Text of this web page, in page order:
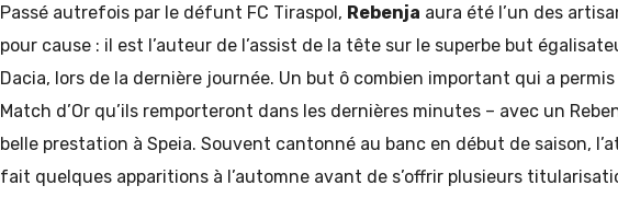
Passé autrefois par le défunt FC Tiraspol, Rebenja aura été l’un des
pour cause : il est l’auteur de l’assist de la tête sur le superbe but
Dacia, lors de la dernière journée. Un but ô combien important qui a
Match d’Or qu’ils remporteront dans les dernières minutes – avec un
belle prestation à Speia. Souvent cantonné au banc en début de saison,
fait quelques apparitions à l’automne avant de s’offrir plusieurs